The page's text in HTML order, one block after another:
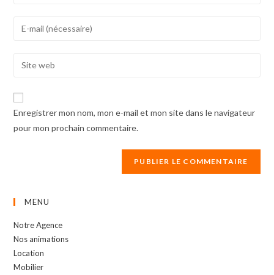
to
Enter
address
comment
Enter
website
URL
Enregistrer mon nom, mon e-mail et mon site dans le navigateur
pour mon prochain commentaire.
MENU
Notre Agence
Nos animations
Location
Mobilier